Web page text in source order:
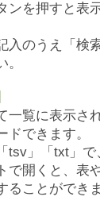
ンを押すと表
入のうえ「検
一覧に表示さ
ドできます。
tsv」「txt」で
で開くと、表
ることができま